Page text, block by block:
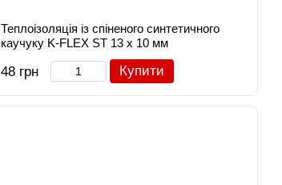
Теплоізоляція із спіненого синтетичного
каучуку K-FLEX ST 13 х 10 мм
48 грн Купити